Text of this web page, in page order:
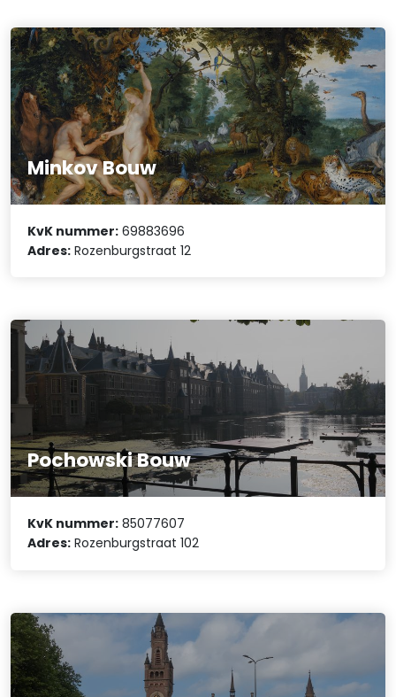
Minkov Bouw
KvK nummer: 69883696
Adres: Rozenburgstraat 12
Pochowski Bouw
KvK nummer: 85077607
Adres: Rozenburgstraat 102